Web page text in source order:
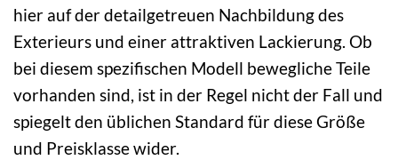
hier auf der detailgetreuen Nachbildung des
Exterieurs und einer attraktiven Lackierung. Ob
bei diesem spezifischen Modell bewegliche Teile
vorhanden sind, ist in der Regel nicht der Fall und
spiegelt den üblichen Standard für diese Größe
und Preisklasse wider.